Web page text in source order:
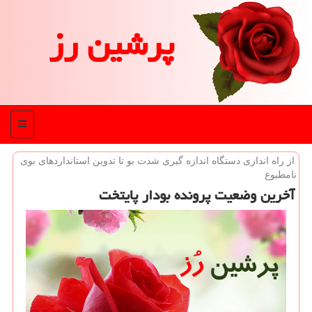
پرشین رز
منو
از راه اندازی دستگاه اندازه گیری شدت بو تا تدوین استانداردهای بوی
نامطبوع
آخرین وضعیت پرونده بودار پایتخت